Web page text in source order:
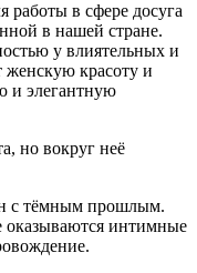
работы в сфере досуга
в нашей стране.
у влиятельных и
красоту и
и элегантную
но вокруг неё
с тёмным прошлым.
оказываются интимные